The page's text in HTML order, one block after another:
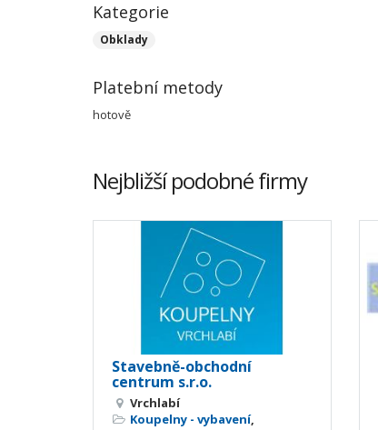
Kategorie
Obklady
Platební metody
hotově
Nejbližší podobné firmy
Stavebně-obchodní
centrum s.r.o.
Vrchlabí
Koupelny - vybavení,